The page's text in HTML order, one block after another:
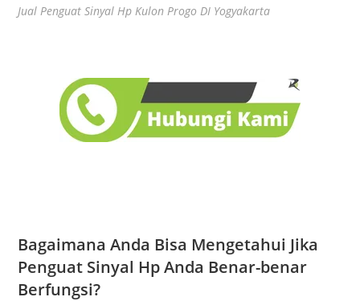
Jual Penguat Sinyal Hp Kulon Progo DI Yogyakarta
Bagaimana Anda Bisa Mengetahui Jika
Penguat Sinyal Hp Anda Benar-benar
Berfungsi?